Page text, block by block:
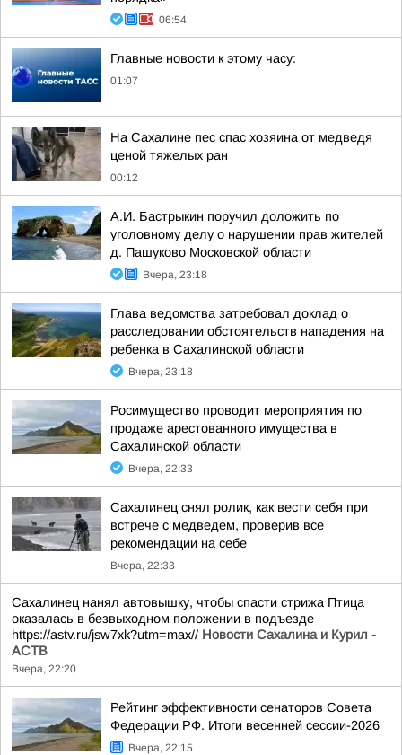
06:54
Главные новости к этому часу:
01:07
На Сахалине пес спас хозяина от медведя
ценой тяжелых ран
00:12
А.И. Бастрыкин поручил доложить по
уголовному делу о нарушении прав жителей
д. Пашуково Московской области
Вчера, 23:18
Глава ведомства затребовал доклад о
расследовании обстоятельств нападения на
ребенка в Сахалинской области
Вчера, 23:18
Росимущество проводит мероприятия по
продаже арестованного имущества в
Сахалинской области
Вчера, 22:33
Сахалинец снял ролик, как вести себя при
встрече с медведем, проверив все
рекомендации на себе
Вчера, 22:33
Сахалинец нанял автовышку, чтобы спасти стрижа Птица
оказалась в безвыходном положении в подъезде
https://astv.ru/jsw7xk?utm=max// Новости Сахалина и Курил -
АСТВ
Вчера, 22:20
Рейтинг эффективности сенаторов Совета
Федерации РФ. Итоги весенней сессии-2026
Вчера, 22:15